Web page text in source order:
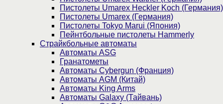
Пистолеты Umarex Heckler Koch (Германия)
Пистолеты Umarex (Германия)
Пистолеты Tokyo Marui (Япония)
Пейнтбольные пистолеты Hammerly
Страйкбольные автоматы
Автоматы ASG
Гранатометы
Автоматы Cybergun (Франция)
Автоматы AGM (Китай)
Автоматы King Arms
Автоматы Galaxy (Тайвань)